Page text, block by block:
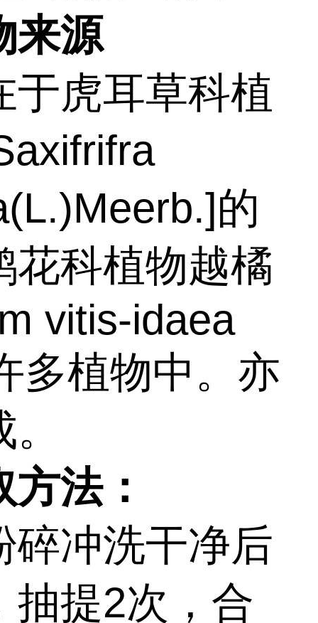
来源
于虎耳草科植
的
花科植物越橘
vitis-idaea
多植物中。亦
法：
碎冲洗干净后
抽提2次，合